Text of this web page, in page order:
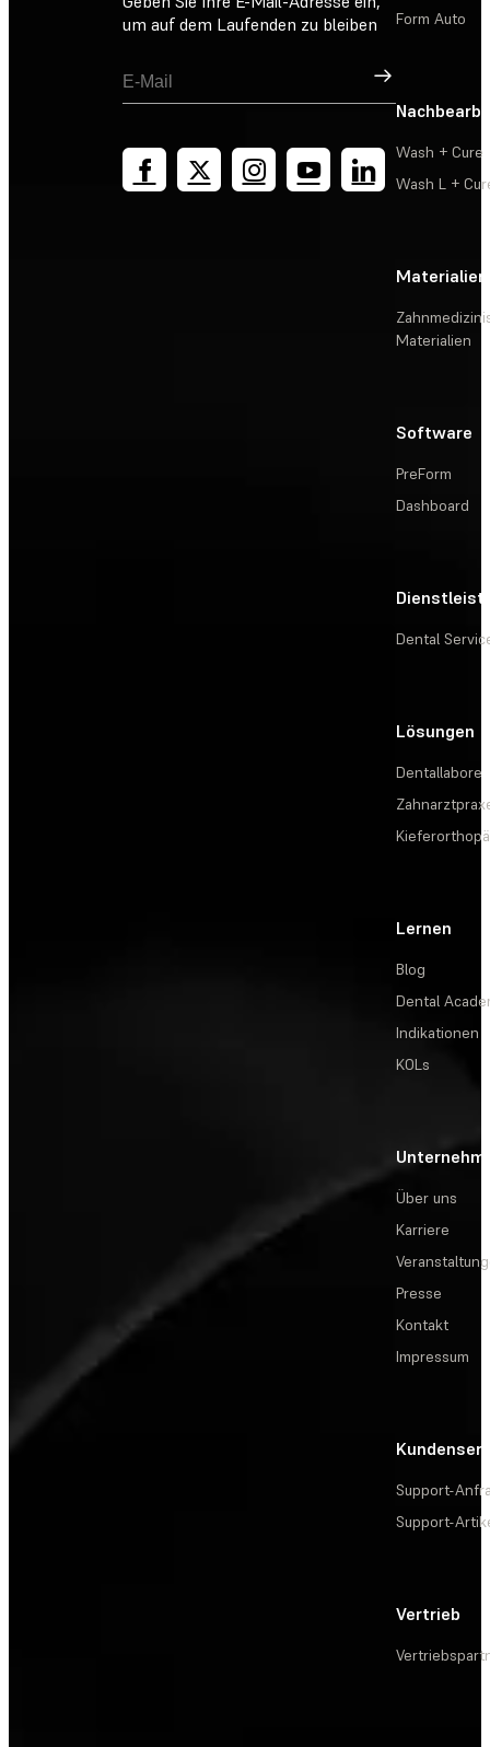
um auf dem Laufenden zu bleiben
Registrieren
Form Auto
Wash + Cure
Wash L +
Materialien
Materialien
Software
PreForm
Dashboard
Dental
Lösungen
Dentallabore
Lernen
Blog
Dental
Indikationen
KOLs
Über uns
Karriere
Presse
Kontakt
Impressum
Support-
Support-
Vertrieb